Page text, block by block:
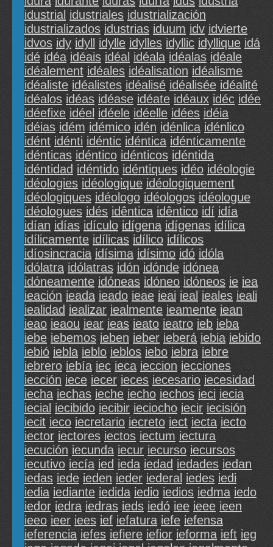
idustrial idustriales idustrialización
idustrializados idustrias iduum idv idvierte
idvos idy idyll idylle idylles idyllic idyllique idá
idé idéa idéais idéal idéala idéalas idéale
idéalement idéales idéalisation idéalisme
idéaliste idéalistes idéalisé idéalisée idéalité
idéalos idéas idéase idéate idéaux idéc idée
idéefixe idéel idéele idéelle idées idéia
idéias idém idémico idén idénlica idénlico
idént idénti idéntic idéntica idénticamente
idénticas idéntico idénticos idéntida
idéntidad idéntido idéntiques idéo idéologie
idéologies idéologique idéologiquement
idéologiques idéologo idéologos idéologue
idéologues idés idêntica idêntico idí idía
idían idías idículo idígena idígenas idílica
idílicamente idílicas idílico idílicos
idíosincracia idísima idísimo idó idóla
idólatra idólatras idón idónde idónea
idóneamente idóneas idóneo idóneos ie iea
ieación ieada ieado ieae ieai ieal ieales ieali
iealidad iealizar iealmente ieamente iean
ieao ieaou iear ieas ieato ieatro ieb ieba
iebe iebemos ieben ieber ieberá iebia iebido
iebió iebla ieblo ieblos iebo iebra iebre
iebrero iebía iec ieca ieccion iecciones
iección iece iecer ieces iecesario iecesidad
iecha iechas ieche iecho iechos ieci iecia
iecial iecibido iecibir ieciocho iecir iecisión
iecit ieco iecretario iecreto iect iecta iecto
iector iectores iectos iectum iectura
iecución iecunda iecur iecurso iecursos
iecutivo iecía ied ieda iedad iedades iedan
iedas iede ieden ieder iederal iedes iedi
iedia iediante iedida iedio iedios iedma iedo
iedor iedra iedras ieds iedó iee ieee ieen
ieeo ieer iees ief iefatura iefe iefensa
ieferencia iefes iefiere iefior ieforma ieft ieg